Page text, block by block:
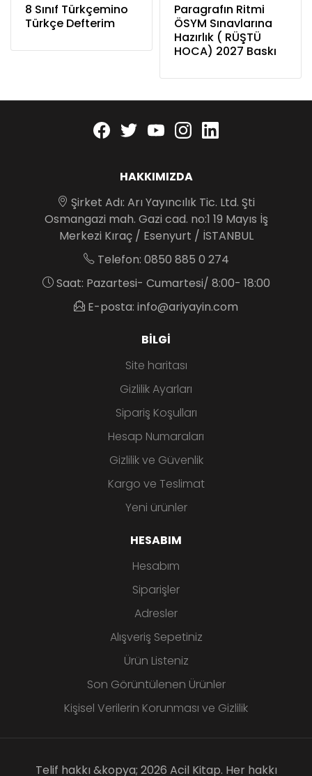
8 Sınıf Türkçemino
Türkçe Defterim
Paragrafın Ritmi
ÖSYM Sınavlarına
Hazırlık ( RÜŞTÜ
HOCA) 2027 Baskı
Facebook
twitteryoutubeinstagram
HAKKIMIZDA
Şirket Adı: Arı Yayıncılık Tic. Ltd. Şti
Osmangazi mah. Gazi cad. no:1 19 Mayıs İş
Merkezi Kıraç / Esenyurt / İSTANBUL
Telefon: 0850 885 0 274
Saat: Pazartesi- Cumartesi/ 8:00- 18:00
E-posta: info@ariyayin.com
BILGI
Site haritası
Gizlilik Ayarları
Sipariş Koşulları
Hesap Numaraları
Gizlilik ve Güvenlik
Kargo ve Teslimat
Yeni ürünler
HESABIM
Hesabım
Siparişler
Adresler
Alışveriş Sepetiniz
Ürün Listeniz
Son Görüntülenen Ürünler
Kişisel Verilerin Korunması ve Gizlilik
Telif hakkı &kopya; 2026 Acil Kitap. Her hakkı